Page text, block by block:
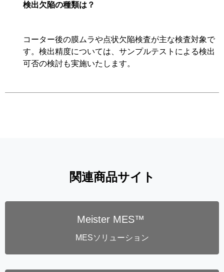
検出欠陥の種類は？
コーター後の膜ムラや点状欠陥検査が主な検査対象で
す。検出精度については、サンプルテストによる検出
可否の検討も実施いたします。
関連商品サイト
Meister MES™
MESソリューション